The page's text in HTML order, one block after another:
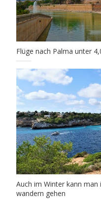
Flüge nach Palma unter
Auch im Winter kann
wandern gehen